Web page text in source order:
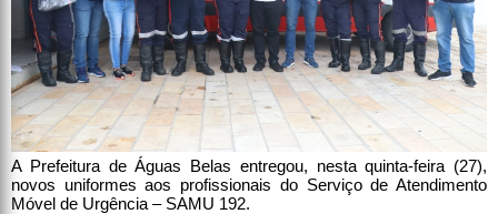
A Prefeitura de Águas Belas entregou, nesta quinta-feira (27),
novos uniformes aos profissionais do Serviço de Atendimento
Móvel de Urgência – SAMU 192.